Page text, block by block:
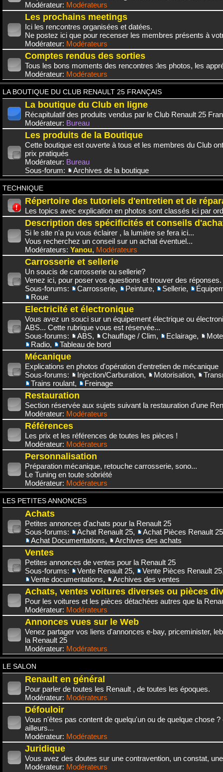
Modérateur: Modérateurs
Les prochains meetings
Ici les rencontres organisées et datées.
Ne postez ici que pour recenser les membres présents à
Modérateur: Modérateurs
Comptes rendus des sorties
Tous les bons moments des rencontres :les photos, les
Modérateur: Modérateurs
LA BOUTIQUE DU CLUB RENAULT 25 FRANÇAIS
La boutique du Club en ligne
Récapitulatif des produits vendus par le Club Renault 25
Modérateur: Bureau
Les produits de la Boutique
Cette boutique est ouverte à tous et les membres du Club
prix pratiqués
Modérateur: Bureau
Sous-forum:
Archives de la boutique
TECHNIQUE
Répertoire des tutoriels d'entretien et de
Les topics avec explication en photos sont classés ici par
Description des spécificités et conseils
Si le site n'a pu vous éclairer , la lumière se fera ici...
Vous recherchez un conseil sur un achat éventuel...
Modérateurs: Yanou, Modérateurs
Carrosserie et sellerie
Un soucis de carrosserie ou sellerie?
Venez ici, pour poser vos questions et trouver des réponses.
Sous-forums:
Carrosserie, Peinture, Sellerie,
Roue
Electricité et électronique
Vous avez un souci sur un équipement électrique ou
ABS... Cette rubrique vous est réservée...
Sous-forums:
ABS, Chauffage / Clim, Eclairage,
Radio, Tableau de bord
Mécanique
Explications en photos d'opération d'entretien de mécanique
Sous-forums:
Injection/Carburation, Motorisation,
Trains roulant, Freinage
Restauration
Section réservée aux sujets suivant la restauration d'une
Modérateur: Modérateurs
Références
Les prix et les références de toutes les pièces !
Modérateur: Modérateurs
Personnalisation
Préparation mécanique, retouche carrosserie, sono...
Le Tuning en toute sobriété
Modérateur: Modérateurs
LES PETITES ANNONCES
Achats
Petites annonces d'achats pour la Renault 25
Sous-forums:
Achat Renault 25,
Achat Pièces Renault 25
Achat Documentations, Archives des achats
Ventes
Petites annonces de ventes pour la Renault 25
Sous-forums:
Vente Renault 25, Vente Pièces Renault 25
Vente documentations, Archives des ventes
Achats, ventes voitures diverses ou pièces
Pour les voitures et les pièces détachées autres que la
Modérateur: Modérateurs
Annonces vues sur le Web
Venez partager vos liens d'annonces e-bay, priceminister,
la Renault 25
Modérateur: Modérateurs
LE SALON
Renault en général
Pour parler de toutes les Renault , de toutes les époques.
Modérateur: Modérateurs
Défouloir
Vous n'êtes pas content de quelqu'un ou de quelque chose
ailleurs...
Modérateur: Modérateurs
Juridique
Vous avez des doutes sur une contravention, un constat,
Modérateur: Modérateurs